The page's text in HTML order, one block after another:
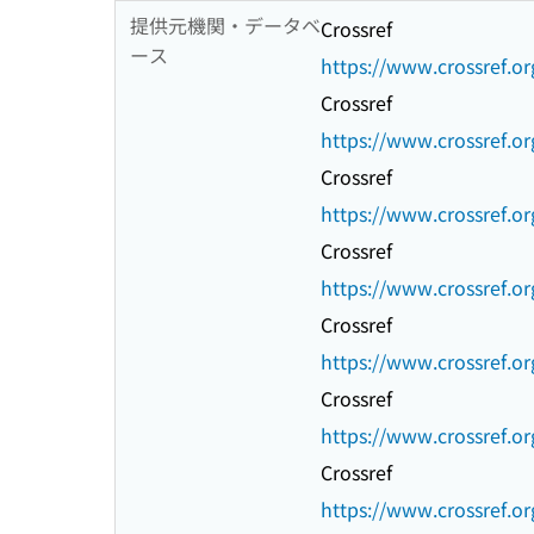
提供元機関・データベ
ース
Crossref
https://
Crossref
https://
Crossref
https://
Crossref
https://
Crossref
https://
Crossref
https://
Crossref
https://